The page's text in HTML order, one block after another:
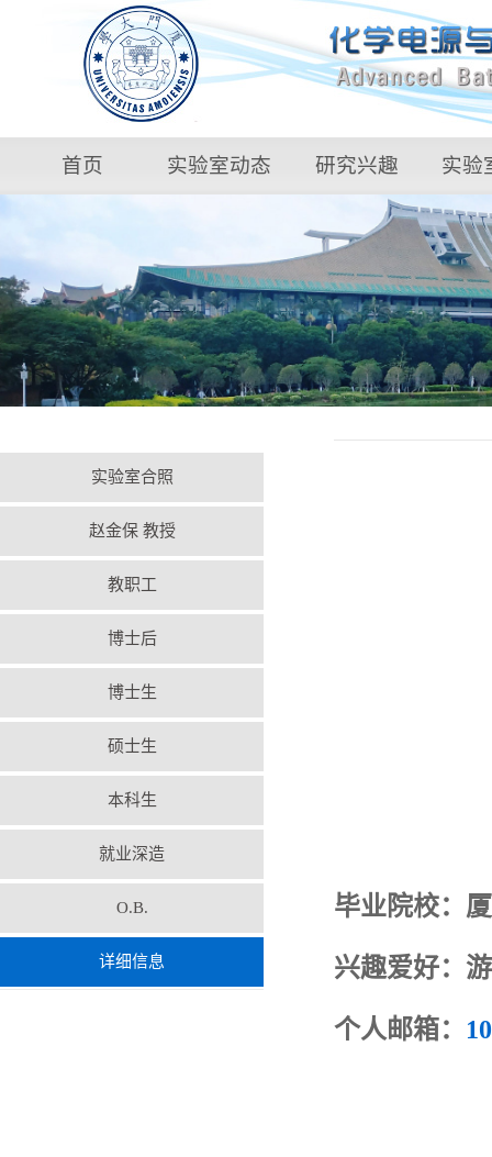
首页 实验室动态 研究兴趣 实验
实验室合照
赵金保 教授
教职工
博士后
博士生
硕士生
本科生
就业深造
O.B.
详细信息
毕业院校：
兴趣爱好：
个人邮箱：